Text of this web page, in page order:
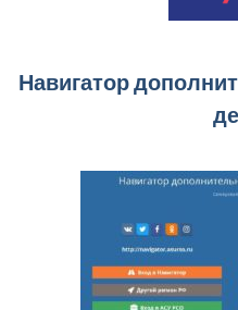
Навигатор